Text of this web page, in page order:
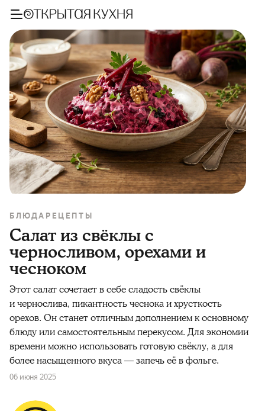
БЛЮДА РЕЦЕПТЫ
Салат из свёклы с
черносливом, орехами и
чесноком
Этот салат сочетает в себе сладость свёклы
и чернослива, пикантность чеснока и хрусткость
орехов. Он станет отличным дополнением к основному
блюду или самостоятельным перекусом. Для экономии
времени можно использовать готовую свёклу, а для
более насыщенного вкуса — запечь её в фольге.
06 июня 2025